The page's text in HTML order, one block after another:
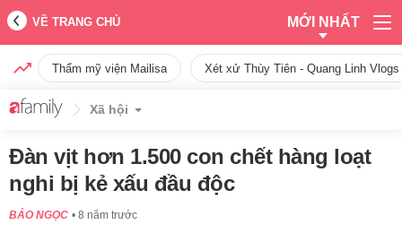
VỀ TRANG CHỦ MỚI NHẤT
Thẩm mỹ viện Mailisa Xét xử Thùy Tiên - Quang Linh
Xã hội
Đàn vịt hơn 1.500 con chết hàng loạt
nghi bị kẻ xấu đầu độc
BẢO NGỌC 8 năm trước